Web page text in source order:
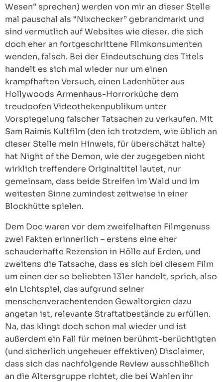
Wesen” sprechen) werden von mir an dieser Stelle
mal pauschal als “Nixchecker” gebrandmarkt und
sind vermutlich auf Websites wie dieser, die sich
doch eher an fortgeschrittene Filmkonsumenten
wenden, falsch. Bei der Eindeutschung des Titels
handelt es sich mal wieder nur um einen
krampfhaften Versuch, einen Ladenhüter aus
Hollywoods Armenhaus-Horrorküche dem
treudoofen Videothekenpublikum unter
Vorspiegelung falscher Tatsachen zu verkaufen. Mit
Sam Raimis Kultfilm (den ich trotzdem, wie üblich an
dieser Stelle mein Hinweis, für überschätzt halte)
hat Night of the Demon, wie der zugegeben nicht
wirklich treffendere Originaltitel lautet, nur
gemeinsam, dass beide Streifen im Wald und im
weitesten Sinne zumindest zeitweise in einer
Blockhütte spielen.
Dem Doc waren vor dem zweifelhaften Filmgenuss
zwei Fakten erinnerlich – erstens eine eher
schauderhafte Rezension in Hölle auf Erden, und
zweitens die Tatsache, dass es sich bei diesem Film
um einen der so beliebten 131er handelt, sprich, also
ein Lichtspiel, das aufgrund seiner
menschenverachentenden Gewaltorgien dazu
angetan ist, relevante Straftatbestände zu erfüllen.
Na, das klingt doch schon mal wieder und ist
außerdem ein Fall für meinen berühmt-berüchtigten
(und sicherlich ungeheuer effektiven) Disclaimer,
dass sich das nachfolgende Review ausschließlich
an die Altersgruppe richtet, die bei Wahlen ihr